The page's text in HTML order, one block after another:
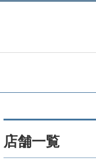
店舗一覧